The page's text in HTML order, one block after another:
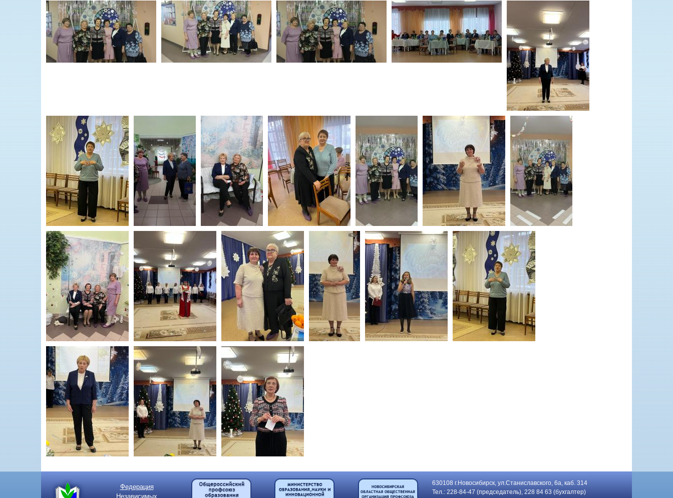
Федерация
Независимых
630108 г.Новосибирск, ул.Станиславского, 6а, каб. 314
Тел.: 228-84-47 (председатель), 228 84 63 (бухгалтер)